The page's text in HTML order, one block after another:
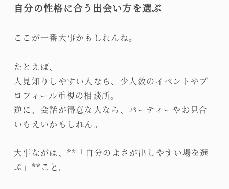
自分の性格に合う出会い方を選ぶ
ここが一番大事かもしれんね。
たとえば、
人見知りしやすい人なら、少人数のイベントやプ
ロフィール重視の相談所。
逆に、会話が得意な人なら、パーティーやお見合
いもえいかもしれん。
大事ながは、**「自分のよさが出しやすい場を選
ぶ」**こと。